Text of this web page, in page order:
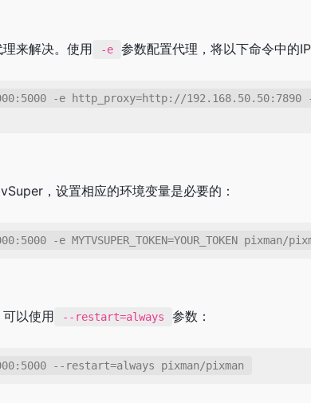
来解决。使用
-e 参数配置代理，将以下命令中的
-e http_proxy=http://
，设置相应的环境变量是必要的：
-e MYTVSUPER_TOKEN=YOUR_TOKEN pixman/
以使用
--restart=always 参数：
--restart=always pixman/pixman